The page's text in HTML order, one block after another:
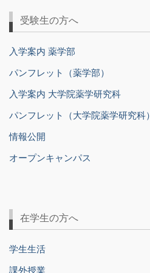
受験生の方へ
入学案内 薬学部
パンフレット（薬学部）
入学案内 大学院薬学研究科
パンフレット（大学院薬学研究科）
情報公開
オープンキャンパス
在学生の方へ
学生生活
課外授業